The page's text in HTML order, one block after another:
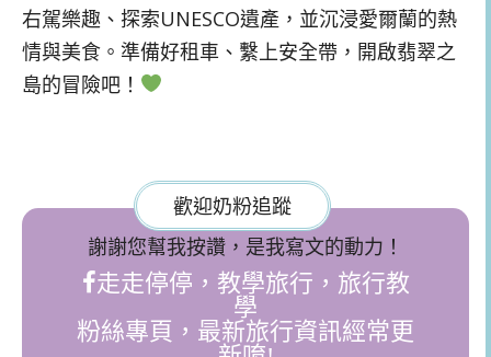
右駕樂趣、探索UNESCO遺產，並沉浸愛爾蘭的熱
情與美食。準備好租車、繫上安全帶，開啟翡翠之
島的冒險吧！
歡迎奶粉追蹤
謝謝您幫我按讚，是我寫文的動力！
走走停停，教學旅行，旅行教
學
粉絲專頁，最新旅行資訊經常更